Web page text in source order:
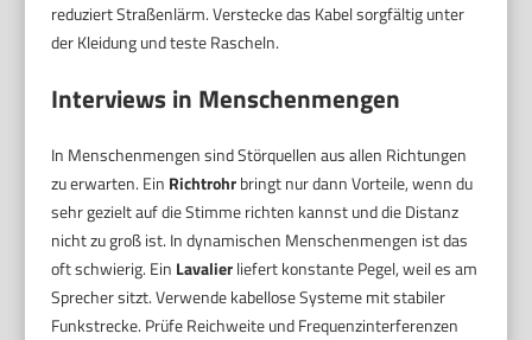
reduziert Straßenlärm. Verstecke das Kabel sorgfältig unter
der Kleidung und teste Rascheln.
Interviews in Menschenmengen
In Menschenmengen sind Störquellen aus allen Richtungen
zu erwarten. Ein Richtrohrbringt nur dann Vorteile, wenn du
sehr gezielt auf die Stimme richten kannst und die Distanz
nicht zu groß ist. In dynamischen Menschenmengen ist das
oft schwierig. Ein Lavalierliefert konstante Pegel, weil es am
Sprecher sitzt. Verwende kabellose Systeme mit stabiler
Funkstrecke. Prüfe Reichweite und Frequenzinterferenzen